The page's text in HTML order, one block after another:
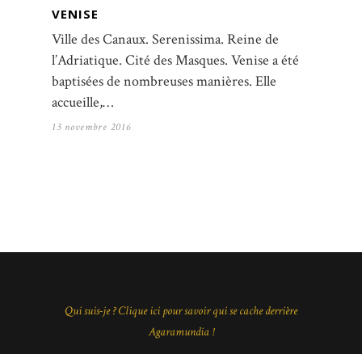
VENISE
Ville des Canaux. Serenissima. Reine de
l’Adriatique. Cité des Masques. Venise a été
baptisées de nombreuses manières. Elle
accueille,…
13 novembre 2016
Qui suis-je ? Clique ici pour savoir qui se cache derrière
Agaramundia !